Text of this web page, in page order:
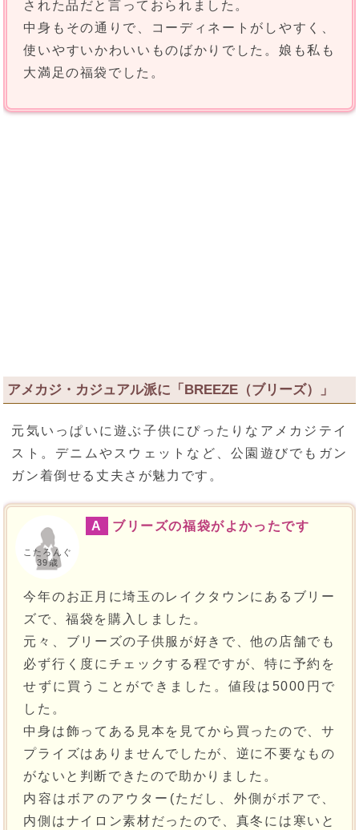
された品だと言っておられました。
中身もその通りで、コーディネートがしやすく、
使いやすいかわいいものばかりでした。娘も私も
大満足の福袋でした。
アメカジ・カジュアル派に「BREEZE（ブリーズ）」
元気いっぱいに遊ぶ子供にぴったりなアメカジテイ
スト。デニムやスウェットなど、公園遊びでもガン
ガン着倒せる丈夫さが魅力です。
こたろんぐ
39歳
A ブリーズの福袋がよかったです
今年のお正月に埼玉のレイクタウンにあるブリー
ズで、福袋を購入しました。
元々、ブリーズの子供服が好きで、他の店舗でも
必ず行く度にチェックする程ですが、特に予約を
せずに買うことができました。値段は5000円で
した。
中身は飾ってある見本を見てから買ったので、サ
プライズはありませんでしたが、逆に不要なもの
がないと判断できたので助かりました。
内容はボアのアウター(ただし、外側がボアで、
内側はナイロン素材だったので、真冬には寒いと